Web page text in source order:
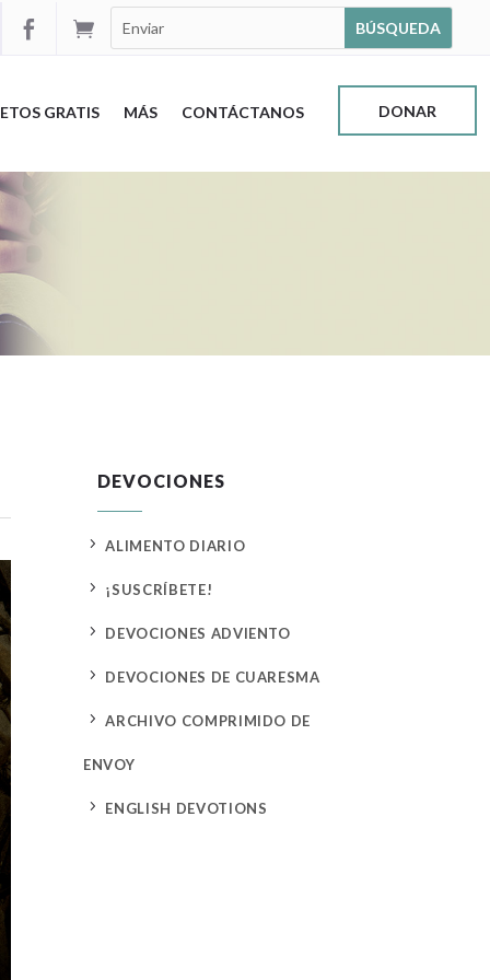


GRATIS MÁS CONTÁCTANOS DONAR
DEVOCIONES
5 ALIMENTO DIARIO
5 ¡SUSCRÍBETE!
5 DEVOCIONES ADVIENTO
5 DEVOCIONES DE CUARESMA
5 ARCHIVO COMPRIMIDO DE
ENVOY
5 ENGLISH DEVOTIONS